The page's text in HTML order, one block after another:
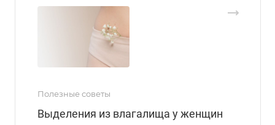
Полезные советы
Выделения из влагалища у женщин